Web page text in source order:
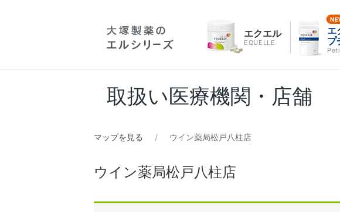
エクエル
EQUELLE
エ
プ
取扱い医療機関・店舗
マップを見る ウイン薬局松戸八柱店
ウイン薬局松戸八柱店